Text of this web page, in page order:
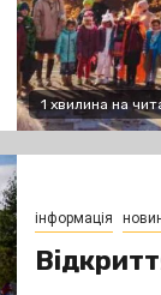
1 хвилина на
інформація